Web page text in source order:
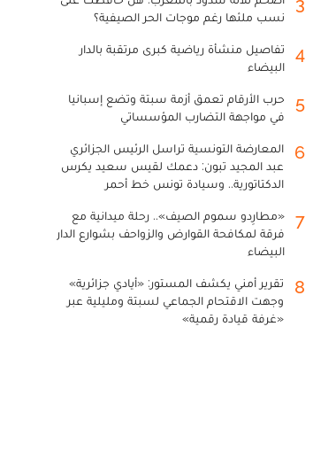
نسب ملئها رغم موجات الحر الصيفية؟
4
تفاصيل منشأة رياضية كبرى مرتقبة بالدار
البيضاء
5
حرب الأرقام تعمق أزمة سبتة وتضع إسبانيا
في مواجهة التضارب المؤسساتي
6
المعارضة التونسية تراسل الرئيس الجزائري
عبد المجيد تبون: دعمك لقيس سعيد يكرس
الدكتاتورية.. وسيادة تونس خط أحمر
7
«مطارِدو سموم الصيف».. رحلة ميدانية مع
فرقة لمكافحة القوارض والزواحف بشوارع الدار
البيضاء
8
تقرير أمني يكشف المستور: «أيادي جزائرية»
وجهت الاقتحام الجماعي لسبتة ومليلية عبر
«غرفة قيادة رقمية»